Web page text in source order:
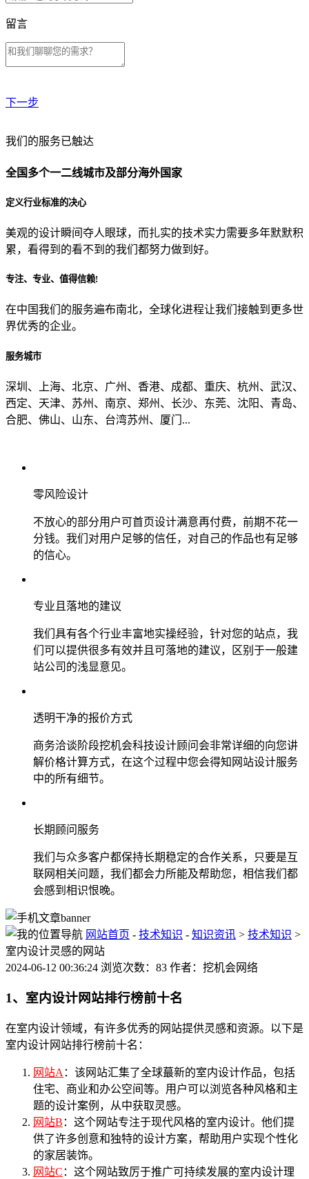
留言
下一步
贵公司预算范围是？
贵公司的团队规模是？
目前主要的营销渠道是？
我们的服务已触达
全国多个一二线城市及部分海外国家
定义行业标准的决心
美观的设计瞬间夺人眼球，而扎实的技术实力需要多年默默积
累，看得到的看不到的我们都努力做到好。
专注、专业、值得信赖!
在中国我们的服务遍布南北，全球化进程让我们接触到更多世
界优秀的企业。
服务城市
深圳、上海、北京、广州、香港、成都、重庆、杭州、武汉、
西定、天津、苏州、南京、郑州、长沙、东莞、沈阳、青岛、
合肥、佛山、山东、台湾苏州、厦门...
零风险设计
不放心的部分用户可首页设计满意再付费，前期不花一
分钱。我们对用户足够的信任，对自己的作品也有足够
的信心。
专业且落地的建议
我们具有各个行业丰富地实操经验，针对您的站点，我
们可以提供很多有效并且可落地的建议，区别于一般建
站公司的浅显意见。
透明干净的报价方式
商务洽谈阶段挖机会科技设计顾问会非常详细的向您讲
解价格计算方式，在这个过程中您会得知网站设计服务
中的所有细节。
长期顾问服务
我们与众多客户都保持长期稳定的合作关系，只要是互
联网相关问题，我们都会力所能及帮助您，相信我们都
会感到相识恨晚。
网站首页 - 技术知识 - 知识资讯 > 技术知识 >
室内设计灵感的网站
2024-06-12 00:36:24 浏览次数：83 作者：挖机会网络
1、室内设计网站排行榜前十名
在室内设计领域，有许多优秀的网站提供灵感和资源。以下是
室内设计网站排行榜前十名：
网站A ：该网站汇集了全球蕞新的室内设计作品，包括
住宅、商业和办公空间等。用户可以浏览各种风格和主
题的设计案例，从中获取灵感。
网站B ：这个网站专注于现代风格的室内设计。他们提
供了许多创意和独特的设计方案，帮助用户实现个性化
的家居装饰。
网站C ：这个网站致厉于推广可持续发展的室内设计理